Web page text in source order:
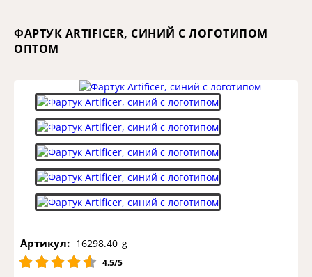
ФАРТУК ARTIFICER, СИНИЙ С ЛОГОТИПОМ
ОПТОМ
Артикул: 16298.40_g
4.5/5